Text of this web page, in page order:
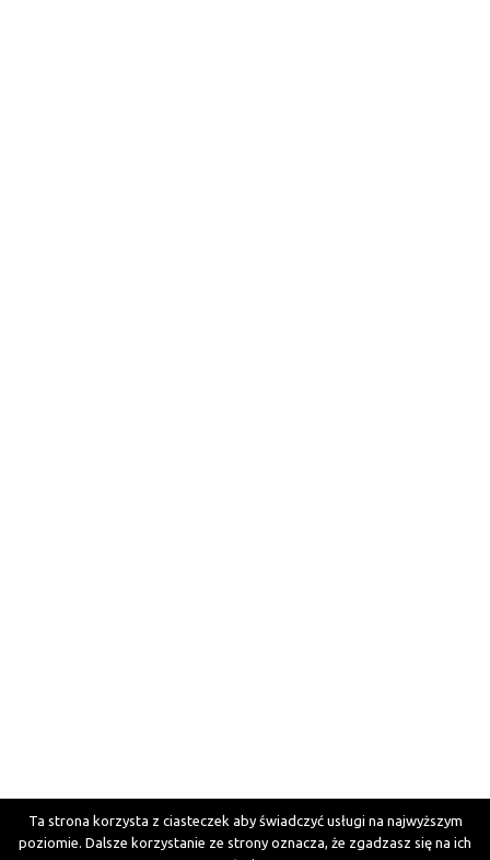
This website uses cookies to improve your experience. We'll assume you're
Ta strona korzysta z ciasteczek aby świadczyć usługi na najwyższym
poziomie. Dalsze korzystanie ze strony oznacza, że zgadzasz się na ich